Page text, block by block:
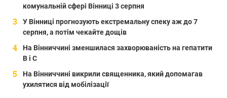
комунальній сфері Вінниці 3 серпня
У Вінниці прогнозують екстремальну спеку аж до 7
серпня, а потім чекайте дощів
На Вінниччині зменшилася захворюваність на гепатити
В і С
На Вінниччині викрили священника, який допомагав
ухилятися від мобілізації